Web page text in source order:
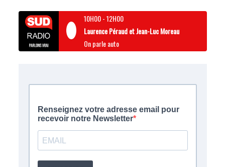
10H00-12H00
Laurence Péraud et Jean-Luc Moreau
On parle auto